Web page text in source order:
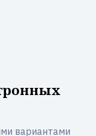
вариантами